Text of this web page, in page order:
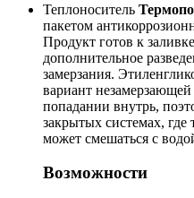
Теплоноситель
пакетом
Продукт готов к
дополнительное
замерзания.
вариант
попадании внутрь,
закрытых системах, где
может смешаться с
Возможности